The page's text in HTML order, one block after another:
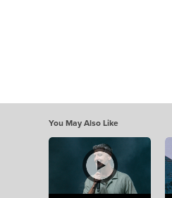
You May Also Like